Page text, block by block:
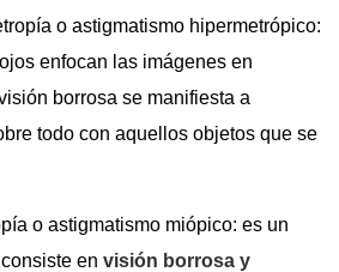
o astigmatismo hipermetrópico:
enfocan las imágenes en
borrosa se manifiesta a
todo con aquellos objetos que se
o astigmatismo miópico: es un
en visión borrosa y